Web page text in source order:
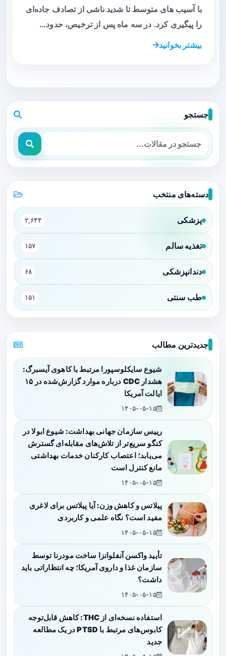
با آسیب های متوسط تا شدید ناشی از تصادف جاده‌ای
را پیگیری کرد. در سه ماه پس از ترخیص، حدود…
بیشتر بخوانید
جستجو
دسته‌های منتخب
پزشکی ۲,۶۳۴
تغذیه سالم ۱۵۷
دندانپزشکی ۶۸
طب سنتی ۱۵۱
جدیدترین مطالب
شیوع سایکلوسپورا مرتبط با کاهوی آیسبرگ:
هشدار CDC درباره موارد گزارش‌شده در ۱۵
ایالت آمریکا
۱۴۰۵-۰۵-۱۵
رییس سازمان جهانی بهداشت: شیوع ابولا در
کنگو سریع‌تر از تلاش‌های مقابله‌ای گسترش
می‌یابد؛ اعتصاب کارکنان خدمات بهداشتی
مانع کنترل است
۱۴۰۵-۰۵-۱۵
پیلاتس و کاهش وزن: آیا پیلاتس برای لاغری
مفید است؟ نگاه علمی و کاربردی
۱۴۰۵-۰۵-۱۵
تأیید واکسن آنفلوانزا ساخت مودرنا توسط
سازمان غذا و داروی آمریکا؛ چه انتظاراتی باید
داشت؟
۱۴۰۵-۰۵-۱۵
استفاده نسخه‌ای از THC: کاهش قابل‌توجه
کابوس‌های مرتبط با PTSD در یک مطالعه
جدید